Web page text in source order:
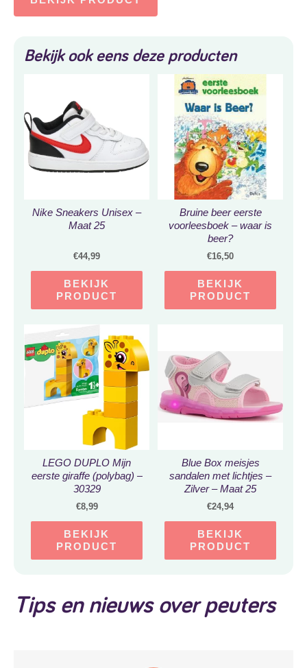
Bekijk ook eens deze producten
Nike Sneakers Unisex –
Maat 25
€44,99
BEKIJK
PRODUCT
Bruine beer eerste
voorleesboek – waar is
beer?
€16,50
BEKIJK
PRODUCT
LEGO DUPLO Mijn
eerste giraffe (polybag) –
30329
€8,99
BEKIJK
PRODUCT
Blue Box meisjes
sandalen met lichtjes –
Zilver – Maat 25
€24,94
BEKIJK
PRODUCT
Tips en nieuws over peuters